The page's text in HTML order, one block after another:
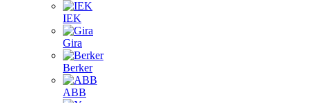
IEK
Gira
Berker
ABB